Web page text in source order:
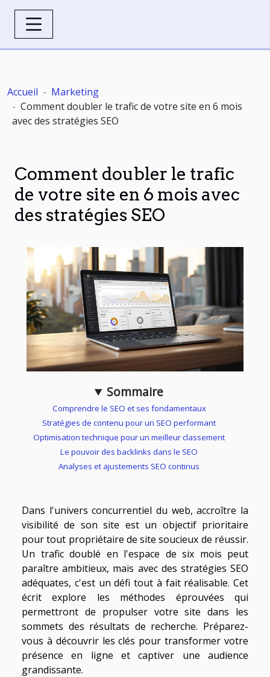
Accueil
Marketing
Comment doubler le trafic de votre site en 6 mois
avec des stratégies SEO
Comment doubler le trafic
de votre site en 6 mois avec
des stratégies SEO
Sommaire
Comprendre le SEO et ses fondamentaux
Stratégies de contenu pour un SEO performant
Optimisation technique pour un meilleur classement
Le pouvoir des backlinks dans le SEO
Analyses et ajustements SEO continus
Dans l'univers concurrentiel du web, accroître la
visibilité de son site est un objectif prioritaire
pour tout propriétaire de site soucieux de réussir.
Un trafic doublé en l'espace de six mois peut
paraître ambitieux, mais avec des stratégies SEO
adéquates, c'est un défi tout à fait réalisable. Cet
écrit explore les méthodes éprouvées qui
permettront de propulser votre site dans les
sommets des résultats de recherche. Préparez-
vous à découvrir les clés pour transformer votre
présence en ligne et captiver une audience
grandissante.